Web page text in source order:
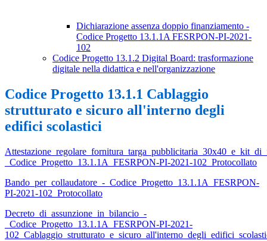
Dichiarazione assenza doppio finanziamento -
Codice Progetto 13.1.1A FESRPON-PI-2021-
102
Codice Progetto 13.1.2 Digital Board: trasformazione
digitale nella didattica e nell'organizzazione
Codice Progetto 13.1.1 Cablaggio
strutturato e sicuro all'interno degli
edifici scolastici
_Codice_Progetto_13.1.1A_FESRPON-PI-2021-102_Protocollato
Bando_per_collaudatore_-_Codice_Progetto_13.1.1A_FESRPON-
PI-2021-102_Protocollato
Decreto_di_assunzione_in_bilancio_-
_Codice_Progetto_13.1.1A_FESRPON-PI-2021-